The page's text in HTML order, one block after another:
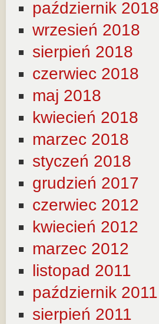
październik 2018
wrzesień 2018
sierpień 2018
czerwiec 2018
maj 2018
kwiecień 2018
marzec 2018
styczeń 2018
grudzień 2017
czerwiec 2012
kwiecień 2012
marzec 2012
listopad 2011
październik 2011
sierpień 2011